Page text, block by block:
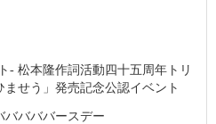
- 松本隆作詞活動四十五周年トリ
ませう」発売記念公認イベント
ババババースデー